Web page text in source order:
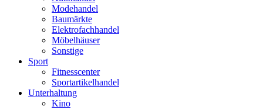
Modehandel
Baumärkte
Elektrofachhandel
Möbelhäuser
Sonstige
Sport
Fitnesscenter
Sportartikelhandel
Unterhaltung
Kino